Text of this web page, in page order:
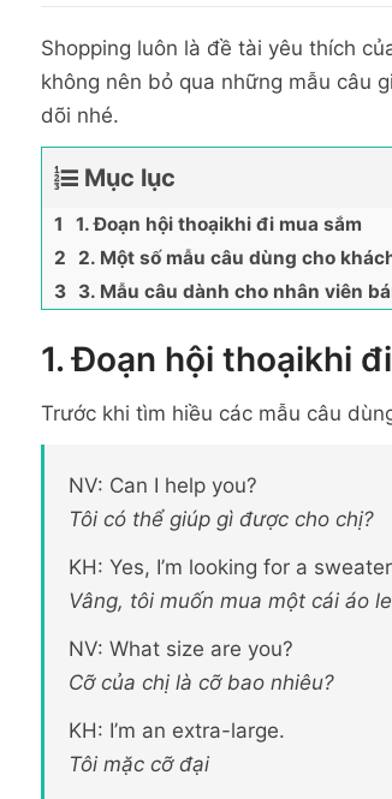
Shopping luôn là đề tài yêu thích
không nên bỏ qua những mẫu câu
dõi nhé.
Mục lục
1. Đoạn hội thoạikhi đi mua sắm
2. Một số mẫu câu dùng cho
3. Mẫu câu dành cho nhân viên
1. Đoạn hội thoạikhi
Trước khi tìm hiều các mẫu câu
NV: Can I help you?
Tôi có thể giúp gì được cho chị?
KH: Yes, I’m looking for a
Vâng, tôi muốn mua một cái áo
NV: What size are you?
Cỡ của chị là cỡ bao nhiêu?
KH: I’m an extra-large.
Tôi mặc cỡ đại